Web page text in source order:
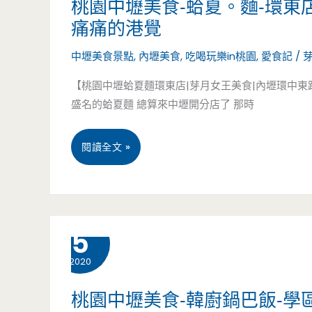
人
心，
撩
妹
特
感
讓
人
的
美
味
小
有
牛
肉
麵
桃園中壢美食-蛤夏。麵-環東
痛痛的港覺
中壢美食景點, 內壢美食, 吃喝玩樂in桃園, 愛食記 /
【桃園中壢蛤夏麵環東店|芽月女王美食|內壢環中
盛名的蛤夏麵 總算來中壢開分店了 那時
桃
壢
美
食-
閱讀全文 »
5
2020
桃園中壢美食-韓廚鍋巴飯-學